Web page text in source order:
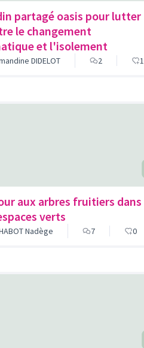
partagé oasis pour lutter
le changement
et l'isolement
DIDELOT 2 1
aux arbres fruitiers dans
verts
Nadège 7 0